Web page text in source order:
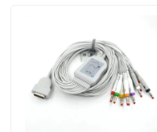
আমাদের সম্পর্কে